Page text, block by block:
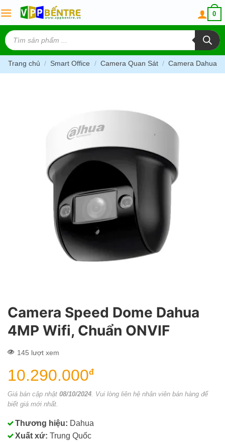
to
content
0
Tìm
kiếm
sản
phẩm
Trang chủ / Smart Office / Camera Quan Sát / Camera Dahua
Camera Speed Dome Dahua
4MP Wifi, Chuẩn ONVIF
145 lượt xem
10.290.000đ
Giá bán cập nhật 08/10/2024 . Vui lòng liên hệ nhân viên bán hàng để
biết giá mới nhất.
Thương hiệu: Dahua
Xuất xứ: Trung Quốc